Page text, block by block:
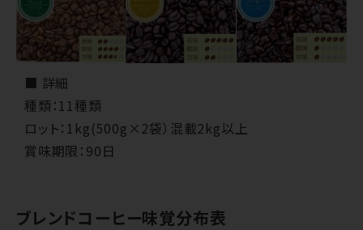
■ 詳細
種類：11種類
ロット：1kg(500g×2袋）混載2kg以上
賞味期限：90日
ブレンドコーヒー味覚分布表